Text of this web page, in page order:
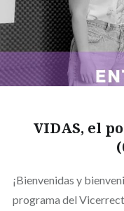
VIDAS, el
¡Bienvenidas y
programa del